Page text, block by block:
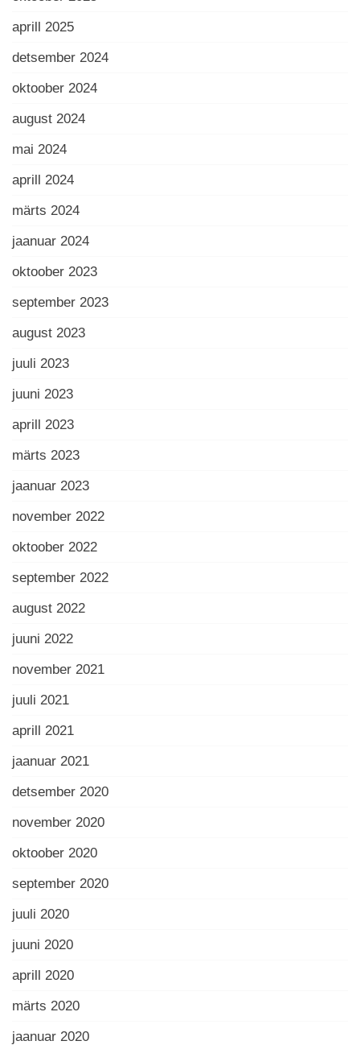
aprill 2025
detsember 2024
oktoober 2024
august 2024
mai 2024
aprill 2024
märts 2024
jaanuar 2024
oktoober 2023
september 2023
august 2023
juuli 2023
juuni 2023
aprill 2023
märts 2023
jaanuar 2023
november 2022
oktoober 2022
september 2022
august 2022
juuni 2022
november 2021
juuli 2021
aprill 2021
jaanuar 2021
detsember 2020
november 2020
oktoober 2020
september 2020
juuli 2020
juuni 2020
aprill 2020
märts 2020
jaanuar 2020